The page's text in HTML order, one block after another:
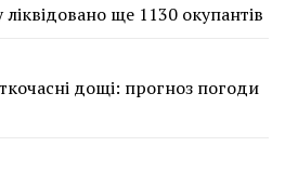
ще 1130 окупантів
дощі: прогноз погоди